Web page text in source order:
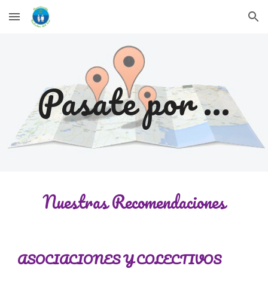
Skip to main content Skip to navigation
Pasate por ...
Nuestras Recomendaciones
ASOCIACIONES Y COLECTIVOS